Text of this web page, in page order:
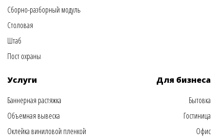
Сборно-разборный модуль
Столовая
Штаб
Пост охраны
Услуги
Баннерная растяжка
Объемная вывеска
Оклейка виниловой пленкой
Для бизнеса
Бытовка
Гостиница
Офис